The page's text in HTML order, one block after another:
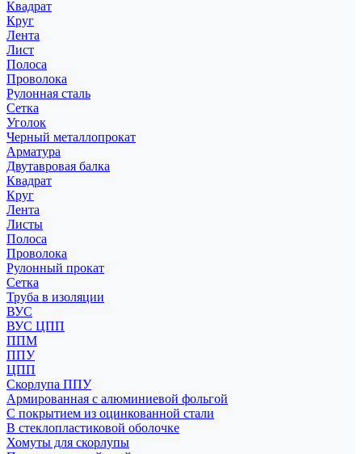
Квадрат
Круг
Лента
Лист
Полоса
Проволока
Рулонная сталь
Сетка
Уголок
Черный металлопрокат
Арматура
Двутавровая балка
Квадрат
Круг
Лента
Листы
Полоса
Проволока
Рулонный прокат
Сетка
Труба в изоляции
ВУС
ВУС ЦПП
ППМ
ППУ
ЦПП
Скорлупа ППУ
Армированная с алюминиевой фольгой
С покрытием из оцинкованной стали
В стеклопластиковой оболочке
Хомуты для скорлупы